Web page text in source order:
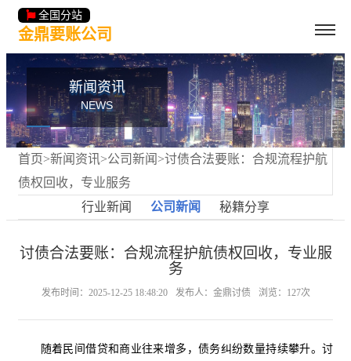
全国分站
金鼎要账公司
新闻资讯
NEWS
首页>新闻资讯>公司新闻 >讨债合法要账：合规流程护航
债权回收，专业服务
行业新闻
公司新闻 秘籍分享
讨债合法要账：合规流程护航债权回收，专业服
务
发布时间：2025-12-25 18:48:20 发布人：金鼎讨债 浏览：127次
随着民间借贷和商业往来增多，债务纠纷数量持续攀升。讨